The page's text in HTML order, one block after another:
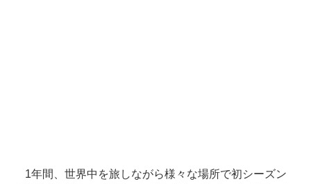
1年間、世界中を旅しながら様々な場所で初シーズン